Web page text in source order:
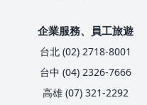
企業服務、員工旅遊
台北 (02) 2718-8001
台中 (04) 2326-7666
高雄 (07) 321-2292